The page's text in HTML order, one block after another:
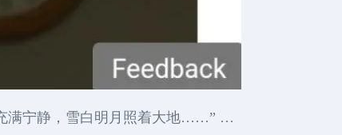
满宁静，雪白明月照着大地……” …